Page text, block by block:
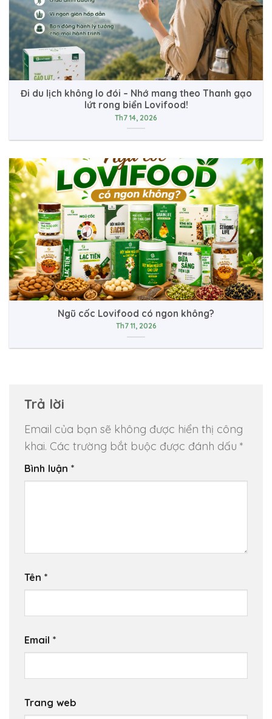
Đi du lịch không lo đói – Nhớ mang theo Thanh gạo
lứt rong biển Lovifood!
Th7 14, 2026
Ngũ cốc Lovifood có ngon không?
Th7 11, 2026
Trả lời
Email của bạn sẽ không được hiển thị công
khai. Các trường bắt buộc được đánh dấu *
Bình luận *
Tên *
Email *
Trang web